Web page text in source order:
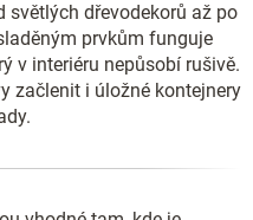
dřevodekorů až po
prvkům funguje
v interiéru nepůsobí rušivě.
začlenit i úložné kontejnery